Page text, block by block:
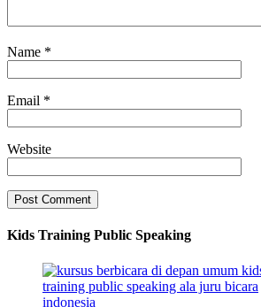
Name *
Email *
Website
Kids Training Public Speaking